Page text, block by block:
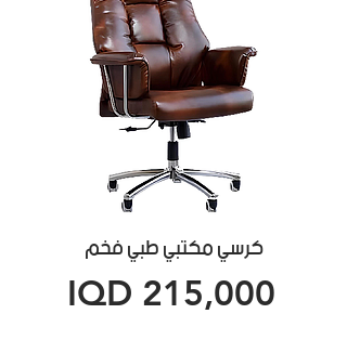
كرسي مكتبي طبي فخم
IQD 215,000Price